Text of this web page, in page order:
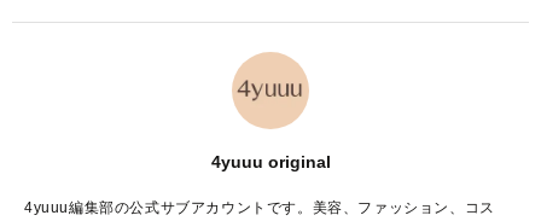
4yuuu original
4yuuu編集部の公式サブアカウントです。美容、ファッション、コス